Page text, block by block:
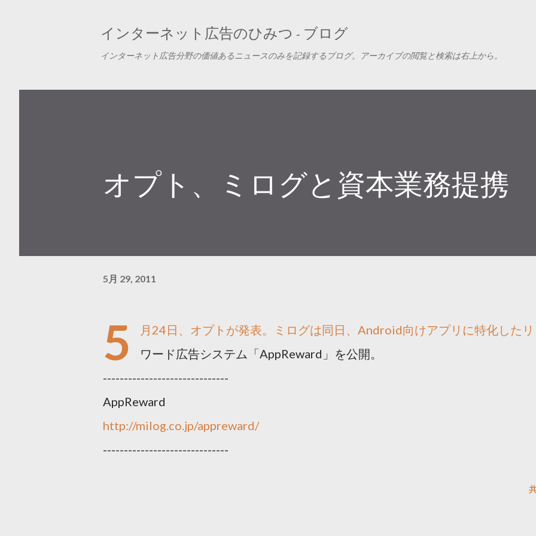
インターネット広告のひみつ - ブログ
インターネット広告分野の価値あるニュースのみを記録するブログ。アーカイブの閲覧と検索は右上から。
オプト、ミログと資本業務提携
5月 29, 2011
5
月24日、オプトが発表。ミログは同日、Android向けアプリに特化したリ
ワード広告システム「AppReward」を公開。
------------------------------
AppReward
http://milog.co.jp/appreward/
------------------------------